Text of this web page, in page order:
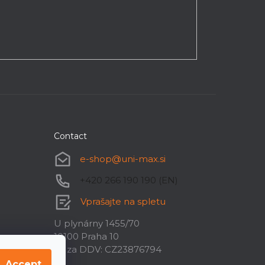
Contact
e-shop@uni-max.si
+420 266 190 190 (EN)
Vprašajte na spletu
U plynárny 1455/70
10100 Praha 10
ID za DDV: CZ23876794